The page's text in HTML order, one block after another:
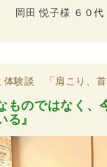
岡田 悦子様 ６０
験談 「肩こり、首
ものではなく
』